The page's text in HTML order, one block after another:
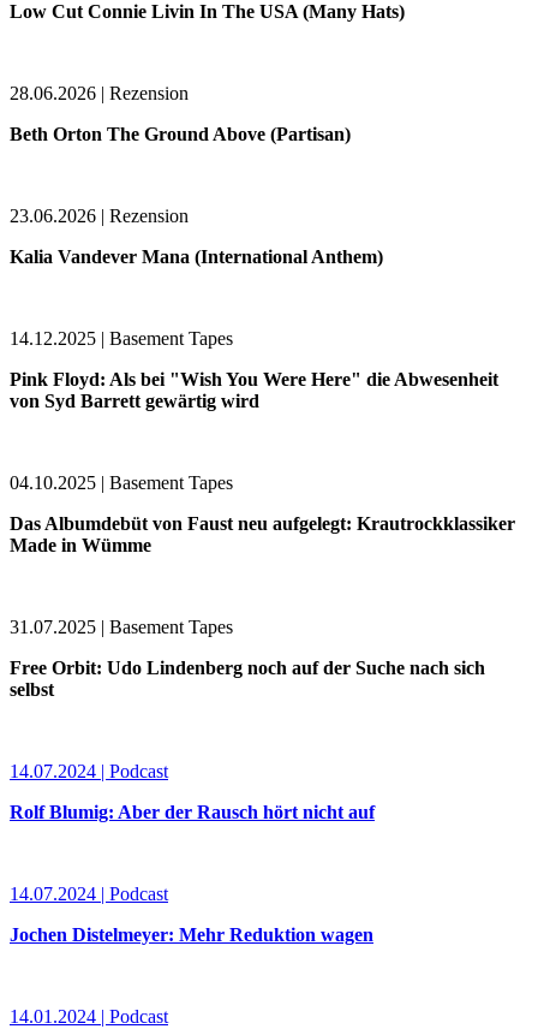
Low Cut Connie Livin In The USA (Many Hats)
28.06.2026 | Rezension
Beth Orton The Ground Above (Partisan)
23.06.2026 | Rezension
Kalia Vandever Mana (International Anthem)
14.12.2025 | Basement Tapes
Pink Floyd: Als bei "Wish You Were Here" die Abwesenheit
von Syd Barrett gewärtig wird
04.10.2025 | Basement Tapes
Das Albumdebüt von Faust neu aufgelegt: Krautrockklassiker
Made in Wümme
31.07.2025 | Basement Tapes
Free Orbit: Udo Lindenberg noch auf der Suche nach sich
selbst
14.07.2024 | Podcast
Rolf Blumig: Aber der Rausch hört nicht auf
14.07.2024 | Podcast
Jochen Distelmeyer: Mehr Reduktion wagen
14.01.2024 | Podcast